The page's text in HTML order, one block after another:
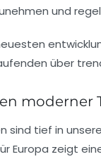
und
moderner
sind tief in
Europa zeigt